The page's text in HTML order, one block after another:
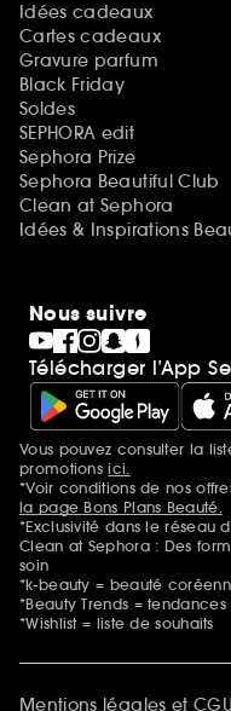
Idées cadeaux
Cartes cadeaux
Gravure parfum
Black Friday
Soldes
SEPHORA edit
Sephora Prize
Sephora Beautiful Club
Clean at Sephora
Idées & Inspirations
Nous suivre
Télécharger l’App
Mentions
Vous pouvez consulter la
promotionsici.
*Voir conditions de nos
la page Bons Plans Beauté.
*Exclusivité dans le réseau
Clean at Sephora : Des
soin
*k-beauty = beauté
*Beauty Trends =
*Wishlist = liste de souhaits
Mentions légales et CGU